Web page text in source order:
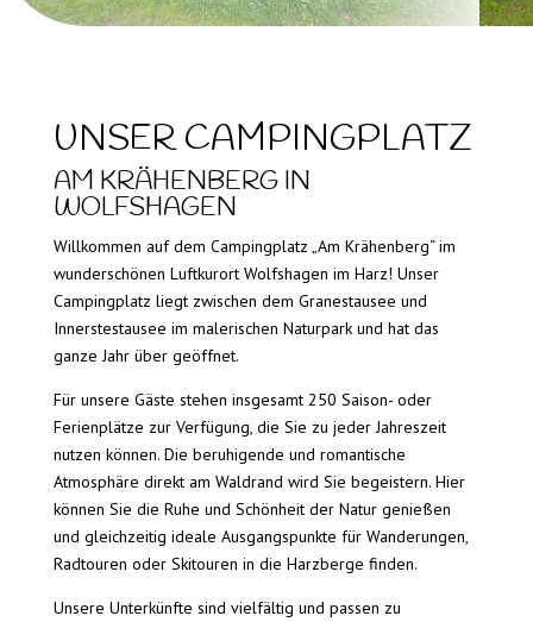
UNSER CAMPINGPLATZ
AM KRÄHENBERG IN
WOLFSHAGEN
Willkommen auf dem Campingplatz „Am Krähenberg“ im
wunderschönen Luftkurort Wolfshagen im Harz! Unser
Campingplatz liegt zwischen dem Granestausee und
Innerstestausee im malerischen Naturpark und hat das
ganze Jahr über geöffnet.
Für unsere Gäste stehen insgesamt 250 Saison- oder
Ferienplätze zur Verfügung, die Sie zu jeder Jahreszeit
nutzen können. Die beruhigende und romantische
Atmosphäre direkt am Waldrand wird Sie begeistern. Hier
können Sie die Ruhe und Schönheit der Natur genießen
und gleichzeitig ideale Ausgangspunkte für Wanderungen,
Radtouren oder Skitouren in die Harzberge finden.
Unsere Unterkünfte sind vielfältig und passen zu